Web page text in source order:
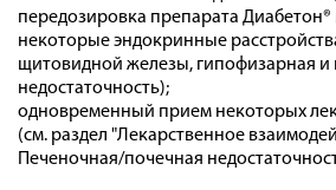
передозировка препарата Диабетон®
некоторые эндокринные
щитовидной железы, гипофизарная и
недостаточность);
одновременный прием некоторых
(см. раздел "Лекарственное
Печеночная/почечная